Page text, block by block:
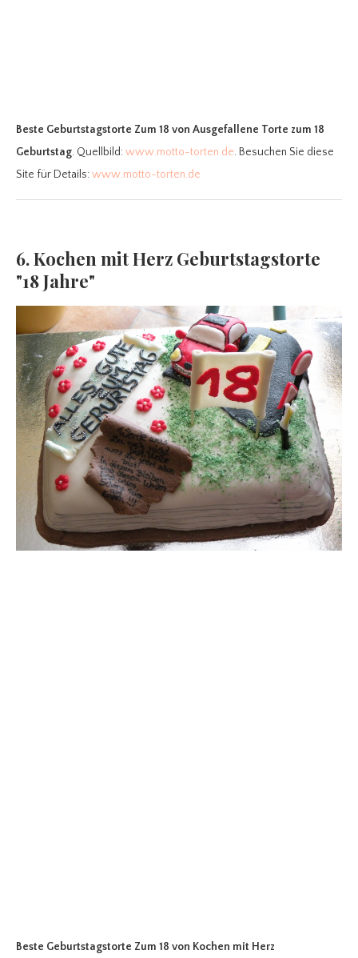
Beste Geburtstagstorte Zum 18 von Ausgefallene Torte zum 18
Geburtstag. Quellbild:www.motto-torten.de. Besuchen Sie diese
Site für Details:www.motto-torten.de
6. Kochen mit Herz Geburtstagstorte
"18 Jahre"
Beste Geburtstagstorte Zum 18 von Kochen mit Herz